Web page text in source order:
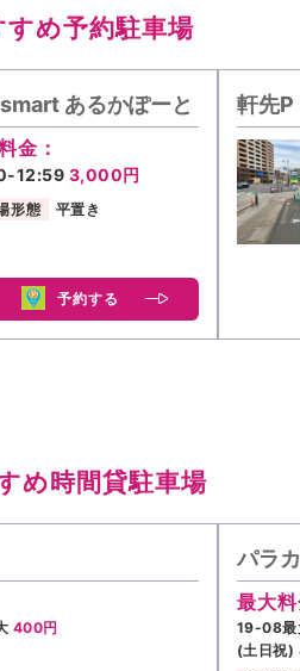
め予約駐車場
あるかぽーと
金：
12:59 3,000円
形態 平置き
予約する
軒先P
め時間貸駐車場
400円
パラ
最大
19-08
(土日祝)